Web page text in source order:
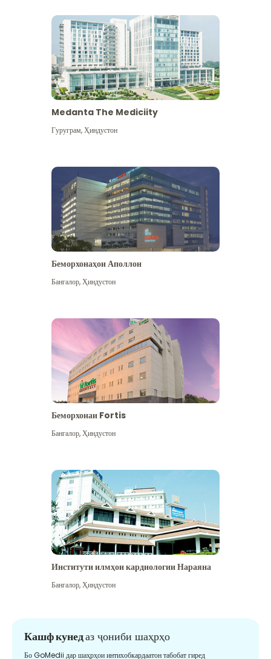
Бештар дидан
Medanta The Mediciity
Гуруграм,Ҳиндустон
Беморхонаҳои Аполлон
Бангалор,Ҳиндустон
Беморхонаи Fortis
Бангалор,Ҳиндустон
Институти илмҳои кардиологии Нараяна
Бангалор,Ҳиндустон
Кашф кунедаз ҷониби шаҳрҳо
Бо GoMedii дар шаҳрҳои интихобкардаатон табобат гиред